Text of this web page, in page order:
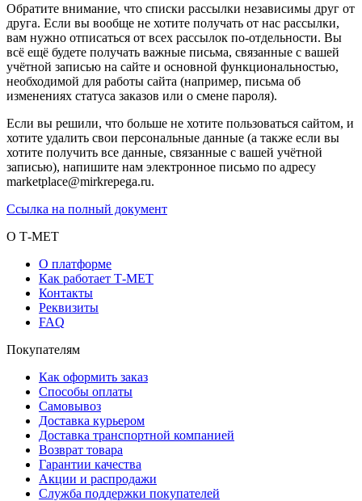
Обратите внимание, что списки рассылки независимы друг от
друга. Если вы вообще не хотите получать от нас рассылки,
вам нужно отписаться от всех рассылок по-отдельности. Вы
всё ещё будете получать важные письма, связанные с вашей
учётной записью на сайте и основной функциональностью,
необходимой для работы сайта (например, письма об
изменениях статуса заказов или о смене пароля).
Если вы решили, что больше не хотите пользоваться сайтом, и
хотите удалить свои персональные данные (а также если вы
хотите получить все данные, связанные с вашей учётной
записью), напишите нам электронное письмо по адресу
marketplace@mirkrepega.ru.
Ссылка на полный документ
О Т-МЕТ
О платформе
Как работает Т-МЕТ
Контакты
Реквизиты
FAQ
Покупателям
Как оформить заказ
Способы оплаты
Самовывоз
Доставка курьером
Доставка транспортной компанией
Возврат товара
Гарантии качества
Акции и распродажи
Служба поддержки покупателей